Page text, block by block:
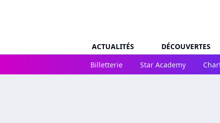
ACTUALITÉS DÉCOUVERTES
Billetterie
Star Academy